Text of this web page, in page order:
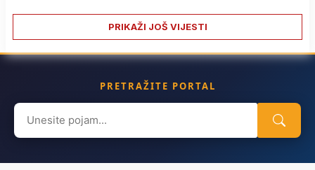
PRIKAŽI JOŠ VIJESTI
PRETRAŽITE PORTAL
Search
for: